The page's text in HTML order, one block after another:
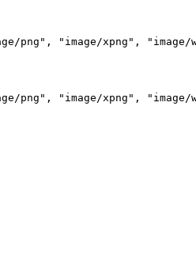
png", "image/xpng", "image/
"image/xpng", "image/